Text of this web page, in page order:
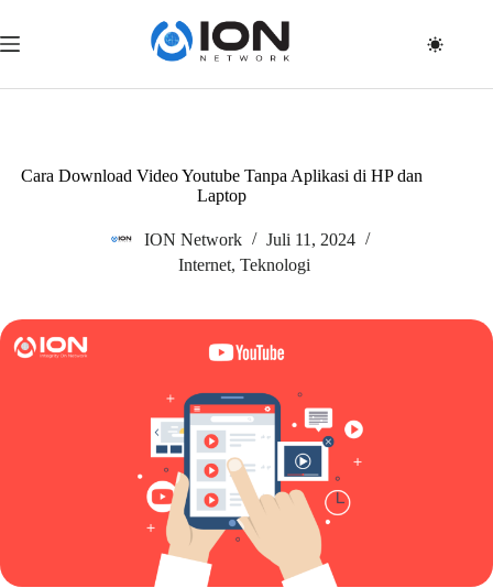
content
Cara Download Video Youtube Tanpa Aplikasi di HP dan
Laptop
ION Network
Juli 11, 2024
Internet, Teknologi